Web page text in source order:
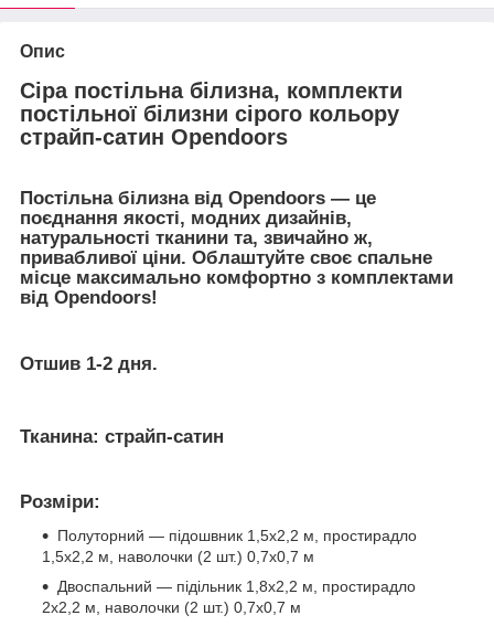
Опис
Сіра постільна білизна, комплекти
постільної білизни сірого кольору
страйп-сатин Opendoors
Постільна білизна від Opendoors — це
поєднання якості, модних дизайнів,
натуральності тканини та, звичайно ж,
привабливої ціни. Облаштуйте своє спальне
місце максимально комфортно з комплектами
від Opendoors!
Отшив 1-2 дня.
Тканина: страйп-сатин
Розміри:
Полуторний — підошвник 1,5х2,2 м, простирадло
1,5х2,2 м, наволочки (2 шт.) 0,7х0,7 м
Двоспальний — підільник 1,8х2,2 м, простирадло
2х2,2 м, наволочки (2 шт.) 0,7х0,7 м